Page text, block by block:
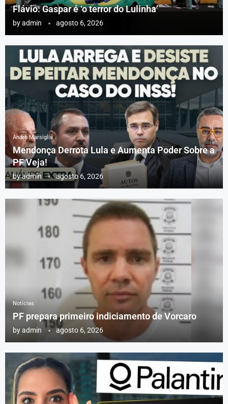
Flávio: Gaspar é ‘o terror do Lulinha’
byadmin agosto 6, 2026
Andre Marsiglia
Mendonça Derrota Lula e Aumenta Poder Sobre a
PF Veja!
byadmin agosto 6, 2026
Notícias
PF prepara primeiro indiciamento de Vorcaro
byadmin agosto 6, 2026